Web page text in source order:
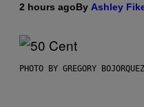
2 hours agoBy Ashley
PHOTO BY GREGORY